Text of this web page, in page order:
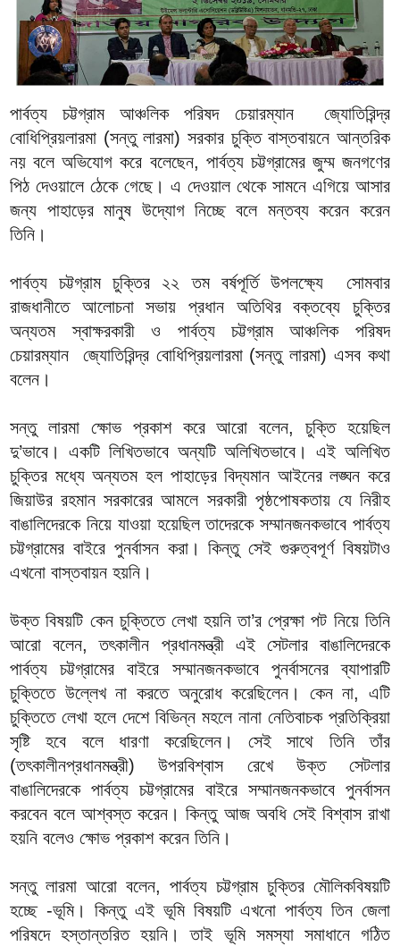
পার্বত্য চট্টগ্রাম আঞ্চলিক পরিষদ চেয়ারম্যান জ্যোতিরিন্দ্র
বোধিপ্রিয়লারমা (সন্তু লারমা) সরকার চুক্তি বাস্তবায়নে আন্তরিক
নয় বলে অভিযোগ করে বলেছেন, পার্বত্য চট্টগ্রামের জুম্ম জনগণের
পিঠ দেওয়ালে ঠেকে গেছে। এ দেওয়াল থেকে সামনে এগিয়ে আসার
জন্য পাহাড়ের মানুষ উদ্যোগ নিচ্ছে বলে মন্তব্য করেন করেন
তিনি।
পার্বত্য চট্টগ্রাম চুক্তির ২২ তম বর্ষপূর্তি উপলক্ষ্যে সোমবার
রাজধানীতে আলোচনা সভায় প্রধান অতিথির বক্তব্যে চুক্তির
অন্যতম স্বাক্ষরকারী ও পার্বত্য চট্টগ্রাম আঞ্চলিক পরিষদ
চেয়ারম্যান জ্যোতিরিন্দ্র বোধিপ্রিয়লারমা (সন্তু লারমা) এসব কথা
বলেন।
সন্তু লারমা ক্ষোভ প্রকাশ করে আরো বলেন, চুক্তি হয়েছিল
দু’ভাবে। একটি লিখিতভাবে অন্যটি অলিখিতভাবে। এই অলিখিত
চুক্তির মধ্যে অন্যতম হল পাহাড়ের বিদ্যমান আইনের লঙ্ঘন করে
জিয়াউর রহমান সরকারের আমলে সরকারী পৃষ্ঠপোষকতায় যে নিরীহ
বাঙালিদেরকে নিয়ে যাওয়া হয়েছিল তাদেরকে সম্মানজনকভাবে পার্বত্য
চট্টগ্রামের বাইরে পুনর্বাসন করা। কিন্তু সেই গুরুত্বপূর্ণ বিষয়টাও
এখনো বাস্তবায়ন হয়নি।
উক্ত বিষয়টি কেন চুক্তিতে লেখা হয়নি তা’র প্রেক্ষা পট নিয়ে তিনি
আরো বলেন, তৎকালীন প্রধানমন্ত্রী এই সেটলার বাঙালিদেরকে
পার্বত্য চট্টগ্রামের বাইরে সম্মানজনকভাবে পুনর্বাসনের ব্যাপারটি
চুক্তিতে উল্লেখ না করতে অনুরোধ করেছিলেন। কেন না, এটি
চুক্তিতে লেখা হলে দেশে বিভিন্ন মহলে নানা নেতিবাচক প্রতিক্রিয়া
সৃষ্টি হবে বলে ধারণা করেছিলেন। সেই সাথে তিনি তাঁর
(তৎকালীনপ্রধানমন্ত্রী) উপরবিশ্বাস রেখে উক্ত সেটলার
বাঙালিদেরকে পার্বত্য চট্টগ্রামের বাইরে সম্মানজনকভাবে পুনর্বাসন
করবেন বলে আশ্বস্ত করেন। কিন্তু আজ অবধি সেই বিশ্বাস রাখা
হয়নি বলেও ক্ষোভ প্রকাশ করেন তিনি।
সন্তু লারমা আরো বলেন, পার্বত্য চট্টগ্রাম চুক্তির মৌলিকবিষয়টি
হচ্ছে -ভূমি। কিন্তু এই ভূমি বিষয়টি এখনো পার্বত্য তিন জেলা
পরিষদে হস্তান্তরিত হয়নি। তাই ভূমি সমস্যা সমাধানে গঠিত